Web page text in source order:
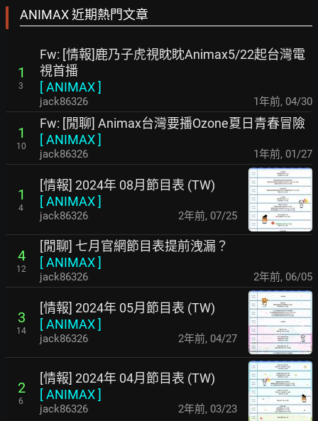
ANIMAX 近期熱門文章
1
3
Fw: [情報]鹿乃子虎視眈眈Animax5/22起台灣電
視首播
[ANIMAX]
jack86326 1年前, 04/30
1
10
Fw: [閒聊] Animax台灣要播Ozone夏日青春冒險
[ANIMAX]
jack86326 1年前, 01/27
1
4
[情報] 2024年 08月節目表 (TW)
[ANIMAX]
jack86326 2年前, 07/25
4
12
[閒聊] 七月官網節目表提前洩漏？
[ANIMAX]
jack86326 2年前, 06/05
3
14
[情報] 2024年 05月節目表 (TW)
[ANIMAX]
jack86326 2年前, 04/27
2
6
[情報] 2024年 04月節目表 (TW)
[ANIMAX]
jack86326 2年前, 03/23